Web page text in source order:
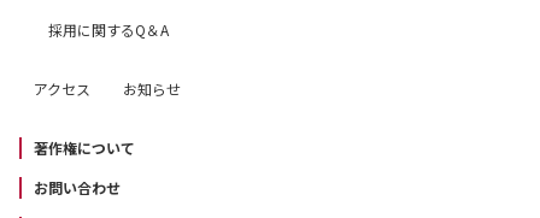
採用に関するQ＆A
アクセス お知らせ
著作権について
お問い合わせ